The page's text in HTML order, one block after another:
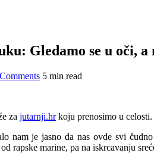
Gledamo se u oči, a
5 min read
za jutarnji.hrkoju prenosimo u celosti.
nam je jasno da nas ovde svi
rapske marine, pa na iskrcavanju